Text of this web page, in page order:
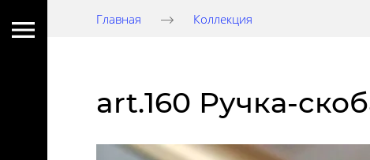
Главная Коллекция
art.160 Ручка-